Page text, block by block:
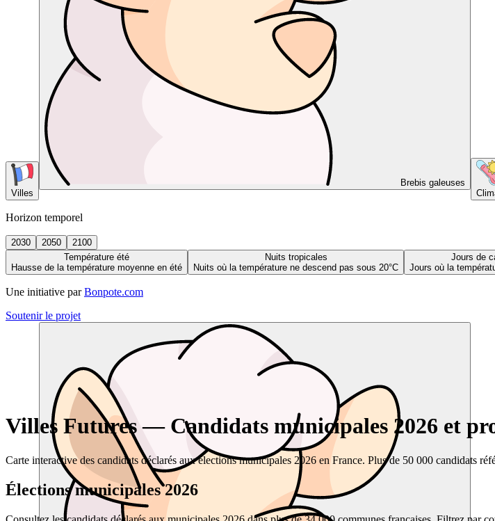
Villes
Brebis galeuses
Horizon temporel
2030 2050
2100
Température été
Hausse de la température moyenne en été
Nuits tropicales
Nuits où la température ne descend pas sous 20°C
Jours de
Jours où la
Une initiative par Bonpote.com
Soutenir le projet
Villes Futures — Candidats municipales 2026 et
Carte interactive des candidats déclarés aux élections municipales 2026 en France. Plus de 50 000 candidats
Élections municipales 2026